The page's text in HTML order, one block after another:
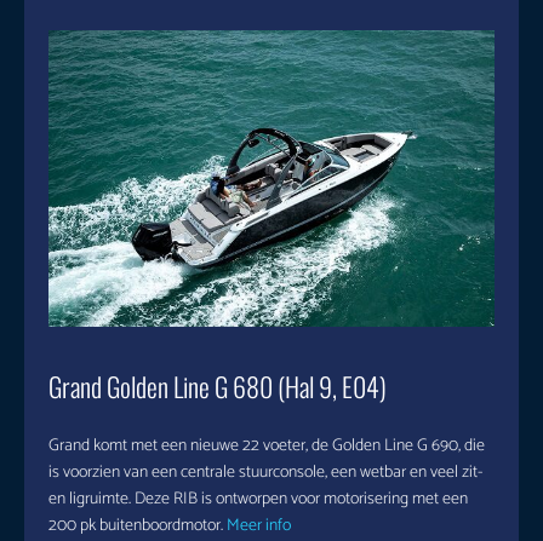
Grand Golden Line G 680 (Hal 9, E04)
Grand komt met een nieuwe 22 voeter, de Golden Line G 690, die
is voorzien van een centrale stuurconsole, een wetbar en veel zit-
en ligruimte. Deze RIB is ontworpen voor motorisering met een
200 pk buitenboordmotor.Meer info